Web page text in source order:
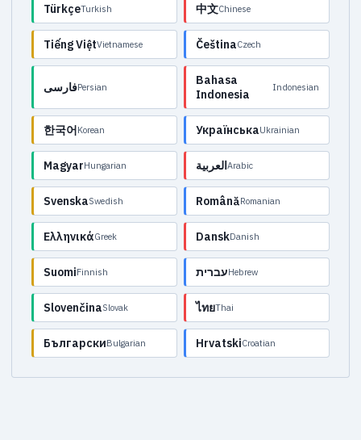
TürkçeTurkish 中文Chinese
Tiếng ViệtVietnamese ČeštinaCzech
فارسیPersian
Bahasa
Indonesia
Indonesian
한국어Korean УкраїнськаUkrainian
MagyarHungarian العربيةArabic
SvenskaSwedish RomânăRomanian
ΕλληνικάGreek DanskDanish
SuomiFinnish עבריתHebrew
SlovenčinaSlovak ไทยThai
БългарскиBulgarian HrvatskiCroatian